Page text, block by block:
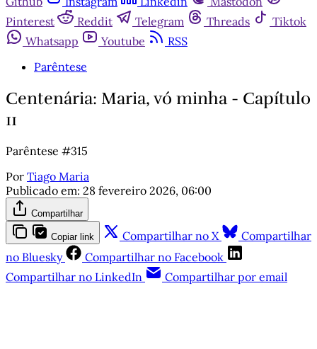
Pinterest
Reddit Telegram Threads
Tiktok
Whatsapp
Youtube
RSS
Parêntese
Centenária: Maria, vó minha - Capítulo
11
Parêntese #315
Por Tiago Maria
Publicado em: 28 fevereiro 2026, 06:00
Compartilhar
Copiar link Compartilhar no X
Compartilhar
no Bluesky
Compartilhar no Facebook
Compartilhar no LinkedIn
Compartilhar por email